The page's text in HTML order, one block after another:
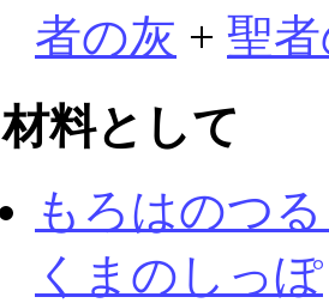
者の灰 + 聖
材料として
もろはのつ
くまのしっぽ